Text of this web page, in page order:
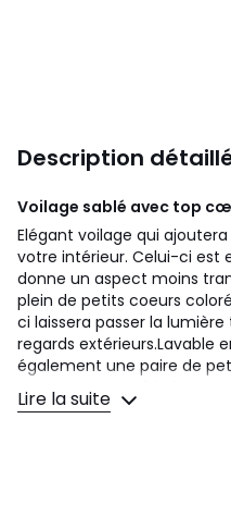
Description
Voilage sablé avec top
Elégant voilage qui
votre intérieur. Celui-ci est
donne un aspect moins
plein de petits coeurs
ci laissera passer la
regards extérieurs.Lavable
également une paire de
gamme. Caractéristiques
cmComposition : 100%
Lire la suite